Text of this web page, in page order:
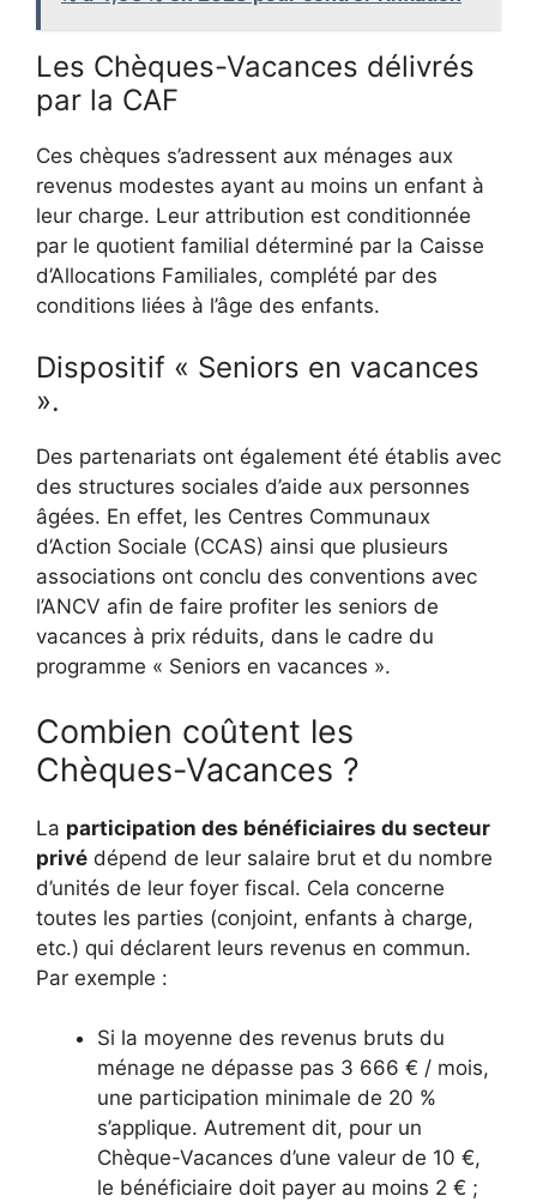
Les Chèques-Vacances délivrés
par la CAF
Ces chèques s’adressent aux ménages aux
revenus modestes ayant au moins un enfant à
leur charge. Leur attribution est conditionnée
par le quotient familial déterminé par la Caisse
d’Allocations Familiales, complété par des
conditions liées à l’âge des enfants.
Dispositif « Seniors en vacances
».
Des partenariats ont également été établis avec
des structures sociales d’aide aux personnes
âgées. En effet, les Centres Communaux
d’Action Sociale (CCAS) ainsi que plusieurs
associations ont conclu des conventions avec
l’ANCV afin de faire profiter les seniors de
vacances à prix réduits, dans le cadre du
programme « Seniors en vacances ».
Combien coûtent les
Chèques-Vacances ?
La participation des bénéficiaires du secteur
privé dépend de leur salaire brut et du nombre
d’unités de leur foyer fiscal. Cela concerne
toutes les parties (conjoint, enfants à charge,
etc.) qui déclarent leurs revenus en commun.
Par exemple :
Si la moyenne des revenus bruts du
ménage ne dépasse pas 3 666 € / mois,
une participation minimale de 20 %
s’applique. Autrement dit, pour un
Chèque-Vacances d’une valeur de 10 €,
le bénéficiaire doit payer au moins 2 € ;